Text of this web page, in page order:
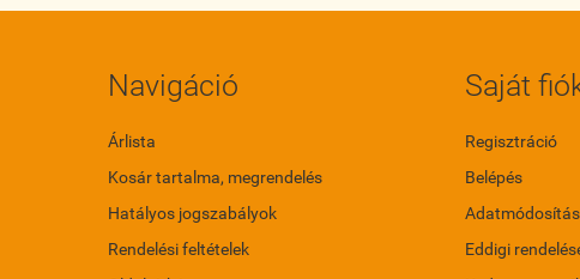
Navigáció
Árlista
Kosár tartalma, megrendelés
Hatályos jogszabályok
Rendelési feltételek
Saját
Regisztráció
Belépés
Adatmódosítás
Eddigi